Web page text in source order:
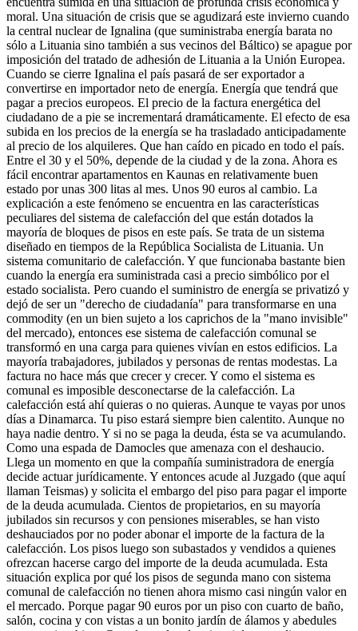
moral. Una situación de crisis que se agudizará este invierno cuando
la central nuclear de Ignalina (que suministraba energía barata no
sólo a Lituania sino también a sus vecinos del Báltico) se apague por
imposición del tratado de adhesión de Lituania a la Unión Europea.
Cuando se cierre Ignalina el país pasará de ser exportador a
convertirse en importador neto de energía. Energía que tendrá que
pagar a precios europeos. El precio de la factura energética del
ciudadano de a pie se incrementará dramáticamente. El efecto de esa
subida en los precios de la energía se ha trasladado anticipadamente
al precio de los alquileres. Que han caído en picado en todo el país.
Entre el 30 y el 50%, depende de la ciudad y de la zona. Ahora es
fácil encontrar apartamentos en Kaunas en relativamente buen
estado por unas 300 litas al mes. Unos 90 euros al cambio. La
explicación a este fenómeno se encuentra en las características
peculiares del sistema de calefacción del que están dotados la
mayoría de bloques de pisos en este país. Se trata de un sistema
diseñado en tiempos de la República Socialista de Lituania. Un
sistema comunitario de calefacción. Y que funcionaba bastante bien
cuando la energía era suministrada casi a precio simbólico por el
estado socialista. Pero cuando el suministro de energía se privatizó y
dejó de ser un "derecho de ciudadanía" para transformarse en una
commodity (en un bien sujeto a los caprichos de la "mano invisible"
del mercado), entonces ese sistema de calefacción comunal se
transformó en una carga para quienes vivían en estos edificios. La
mayoría trabajadores, jubilados y personas de rentas modestas. La
factura no hace más que crecer y crecer. Y como el sistema es
comunal es imposible desconectarse de la calefacción. La
calefacción está ahí quieras o no quieras. Aunque te vayas por unos
días a Dinamarca. Tu piso estará siempre bien calentito. Aunque no
haya nadie dentro. Y si no se paga la deuda, ésta se va acumulando.
Como una espada de Damocles que amenaza con el deshaucio.
Llega un momento en que la compañía suministradora de energía
decide actuar jurídicamente. Y entonces acude al Juzgado (que aquí
llaman Teismas) y solicita el embargo del piso para pagar el importe
de la deuda acumulada. Cientos de propietarios, en su mayoría
jubilados sin recursos y con pensiones miserables, se han visto
deshauciados por no poder abonar el importe de la factura de la
calefacción. Los pisos luego son subastados y vendidos a quienes
ofrezcan hacerse cargo del importe de la deuda acumulada. Esta
situación explica por qué los pisos de segunda mano con sistema
comunal de calefacción no tienen ahora mismo casi ningún valor en
el mercado. Porque pagar 90 euros por un piso con cuarto de baño,
salón, cocina y con vistas a un bonito jardín de álamos y abedules